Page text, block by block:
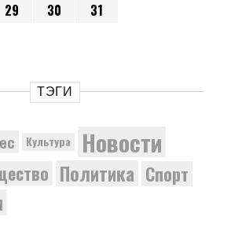
29 30
31
ТЭГИ
Культура Новости
Политика Спорт